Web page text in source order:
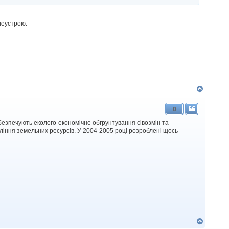
0
еколого-економічне обгрунтування сівозмін та
земельних ресурсів. У 2004-2005 році розроблені щось